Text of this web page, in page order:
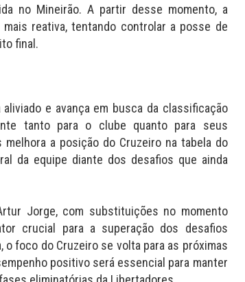
no Mineirão. A partir desse momento, a
reativa, tentando controlar a posse de
final.
e avança em busca da classificação
tanto para o clube quanto para seus
a posição do Cruzeiro na tabela do
da equipe diante dos desafios que ainda
Jorge, com substituições no momento
crucial para a superação dos desafios
o foco do Cruzeiro se volta para as próximas
positivo será essencial para manter